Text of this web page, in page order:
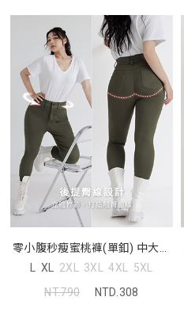
零小腹秒瘦蜜桃褲(單釦) 中大尺
碼褲子
L XL 2XL 3XL 4XL 5XL
NT.790
NTD.308